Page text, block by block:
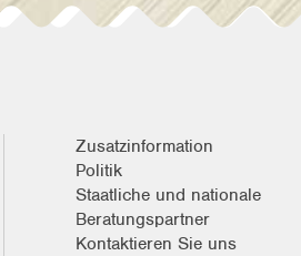
Zusatzinformation
Politik
Staatliche und nationale
Beratungspartner
Kontaktieren Sie uns